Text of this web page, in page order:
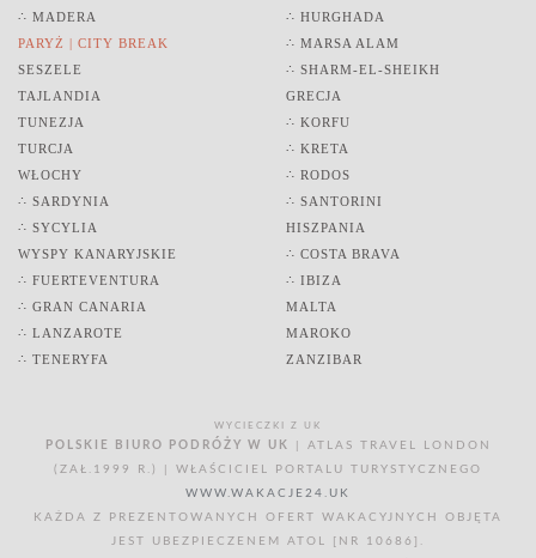
∴ MADERA
PARYŻ | CITY BREAK
SESZELE
TAJLANDIA
TUNEZJA
TURCJA
WŁOCHY
∴ SARDYNIA
∴ SYCYLIA
WYSPY KANARYJSKIE
∴ FUERTEVENTURA
∴ GRAN CANARIA
∴ LANZAROTE
∴ TENERYFA
∴ HURGHADA
∴ MARSA ALAM
∴ SHARM-EL-SHEIKH
GRECJA
∴ KORFU
∴ KRETA
∴ RODOS
∴ SANTORINI
HISZPANIA
∴ COSTA BRAVA
∴ IBIZA
MALTA
MAROKO
ZANZIBAR
WYCIECZKI Z UK
POLSKIE BIURO PODRÓŻY W UK
| ATLAS TRAVEL LONDON
(ZAŁ.1999 R.) | WŁAŚCICIEL PORTALU TURYSTYCZNEGO
WWW.WAKACJE24.UK
KAŻDA Z PREZENTOWANYCH OFERT WAKACYJNYCH OBJĘTA
JEST UBEZPIECZENEM ATOL [NR 10686].